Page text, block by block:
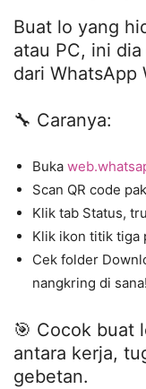
Buat lo yang
atau PC, ini
dari WhatsApp
🔧 Caranya:
Buka
Scan QR code
Klik tab Status,
Klik ikon titik tiga
Cek folder
nangkring di sana!
🎯 Cocok buat
antara kerja,
gebetan.